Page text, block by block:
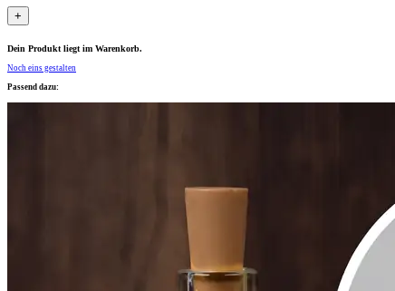
+
Dein Produkt liegt im Warenkorb.
Noch eins gestalten
Passend dazu: